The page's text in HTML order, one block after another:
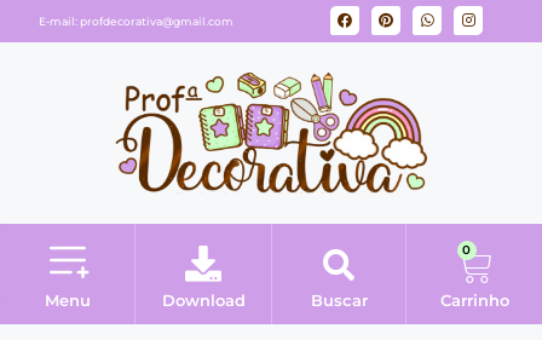
E-mail: profdecorativa@gmail.com
Menu Download Buscar
0
Carrinho